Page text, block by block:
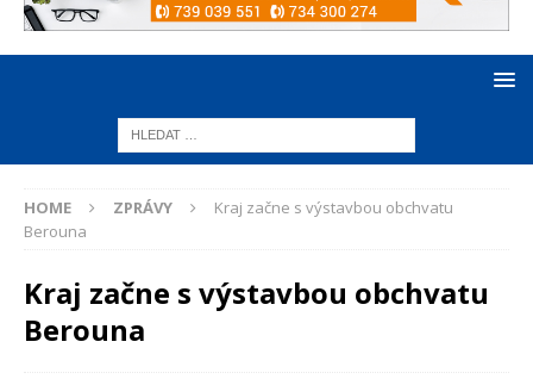
HOME ZPRÁVY
Kraj začne s výstavbou obchvatu
Berouna
Kraj začne s výstavbou obchvatu
Berouna